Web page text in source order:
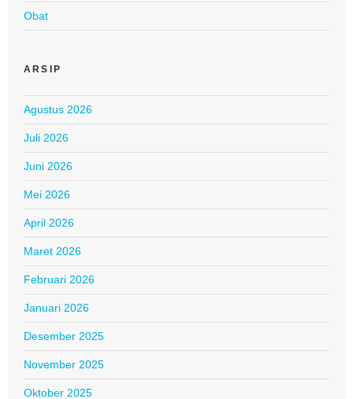
Obat
ARSIP
Agustus 2026
Juli 2026
Juni 2026
Mei 2026
April 2026
Maret 2026
Februari 2026
Januari 2026
Desember 2025
November 2025
Oktober 2025